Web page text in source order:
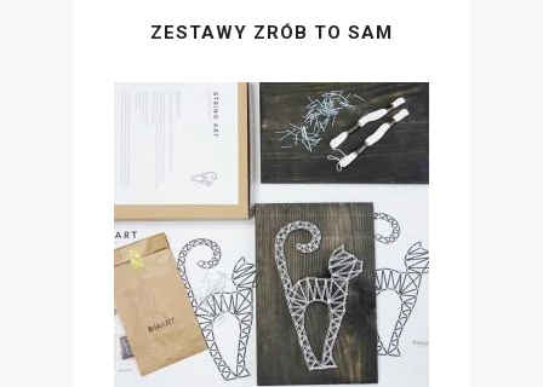
ZESTAWY ZRÓB TO SAM